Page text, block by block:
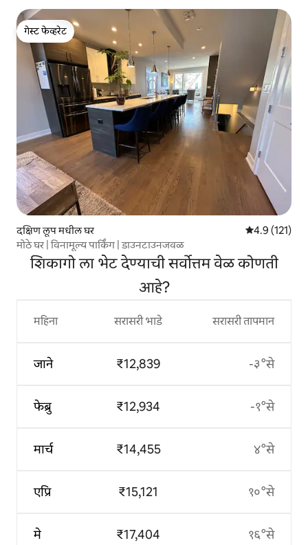
गेस्ट फेव्हरेट
गेस्ट फेव्हरेट
दक्षिण लूप मधील घर 5 पैकी 4.9
4.9 (121)
मोठे घर | विनामूल्य पार्किंग | डाउनटाउनजवळ
शिकागो ला भेट देण्याची सर्वोत्तम वेळ कोणती
आहे?
महिना
जाने
फेब्रु
मार्च
एप्रि
मे
सरासरी भाडे
₹12,839
₹12,934
₹14,455
₹15,121
₹17,404
सरासरी तापमान
-३°से
-१°से
४°से
१०°से
१६°से